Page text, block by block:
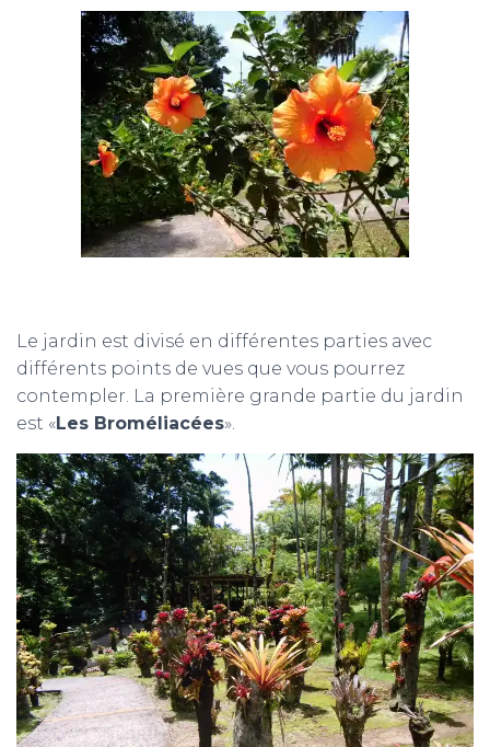
Le jardin est divisé en différentes parties avec
différents points de vues que vous pourrez
contempler. La première grande partie du jardin
est «Les Broméliacées».